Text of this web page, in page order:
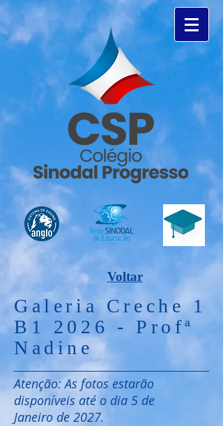
Voltar
Galeria Creche 1
B1 2026 - Profª
Nadine
Atenção: As fotos estarão
disponíveis até o dia 5 de
Janeiro de 2027.